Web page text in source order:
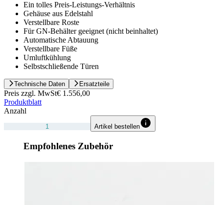
Ein tolles Preis-Leistungs-Verhältnis
Gehäuse aus Edelstahl
Verstellbare Roste
Für GN-Behälter geeignet (nicht beinhaltet)
Automatische Abtauung
Verstellbare Füße
Umluftkühlung
Selbstschließende Türen
Technische Daten Ersatzteile
Preis zzgl. MwSt€ 1.556,00
Produktblatt
Anzahl
Artikel bestellen
Empfohlenes Zubehör